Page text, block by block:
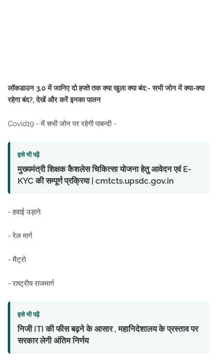
लॉकडाउन 3.0 में जानिए दो हफ्ते तक क्या खुला क्या बंद:- सभी जोन में क्या-क्या
रहेगा बंद?, देखें और करें इनका पालन
Covid19 - में सभी जोन पर रहेगी पाबन्दी -
इसे भी पढ़ें
मुख्यमंत्री शिक्षक कैशलेस चिकित्सा योजना हेतु आवेदन एवं E-
KYC की सम्पूर्ण प्रक्रिया | cmtcts.upsdc.gov.in
- हवाई उड़ाने
- रेल मार्ग
- मैट्रो
- राष्ट्रीय राजमार्ग
इसे भी पढ़ें
निजी ITI की फीस बढ़ने के आसार , महानिदेशालय के प्रस्ताव पर
सरकार लेगी अंतिम निर्णय